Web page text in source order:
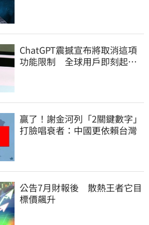
ChatGPT震撼宣布將取消這項
功能限制 全球用戶即刻起
贏了！謝金河列「2關鍵數字」
打臉唱衰者：中國更依賴台灣
公告7月財報後 散熱王者它目
標價飆升